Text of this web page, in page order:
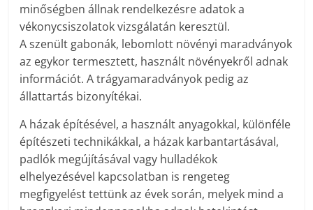
minőségben állnak rendelkezésre adatok a
vékonycsiszolatok vizsgálatán keresztül.
A szenült gabonák, lebomlott növényi maradványok
az egykor termesztett, használt növényekről adnak
információt. A trágyamaradványok pedig az
állattartás bizonyítékai.
A házak építésével, a használt anyagokkal, különféle
építészeti technikákkal, a házak karbantartásával,
padlók megújításával vagy hulladékok
elhelyezésével kapcsolatban is rengeteg
megfigyelést tettünk az évek során, melyek mind a